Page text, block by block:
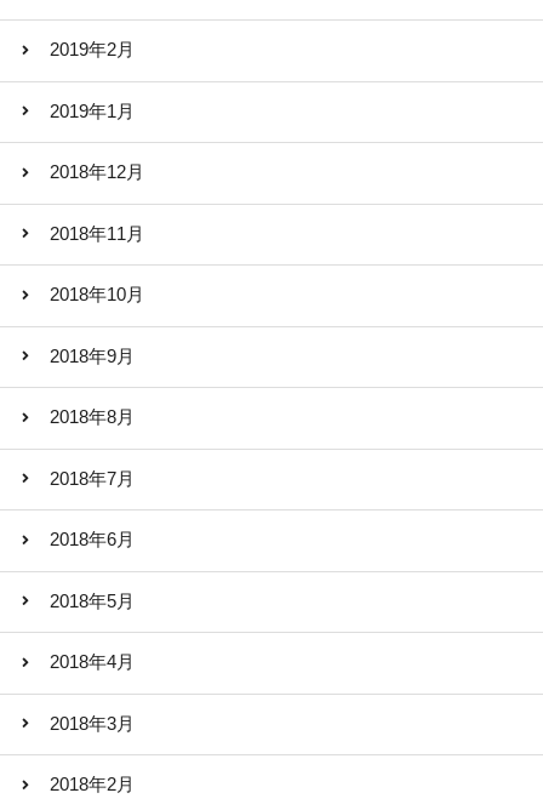
2019年2月
2019年1月
2018年12月
2018年11月
2018年10月
2018年9月
2018年8月
2018年7月
2018年6月
2018年5月
2018年4月
2018年3月
2018年2月